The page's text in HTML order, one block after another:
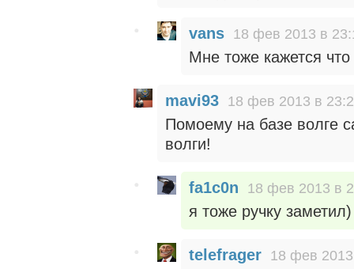
vans 18 фев 2013 в
Мне тоже кажется что
mavi93 18 фев 2013 в
Помоему на базе волге
волги!
fa1c0n 18 фев 2013 в
я тоже ручку заметил)
telefrager 18 фев